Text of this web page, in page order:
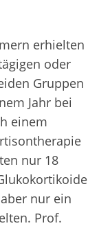
erhielten
oder
Gruppen
Jahr bei
einem
nur 18
nur ein
Prof.